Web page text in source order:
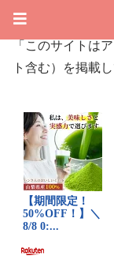
「このサイトは
ト含む）を掲載